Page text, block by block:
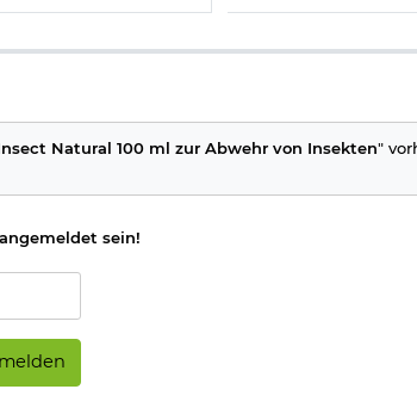
Natural 100 ml zur Abwehr von Insekten"
sein!